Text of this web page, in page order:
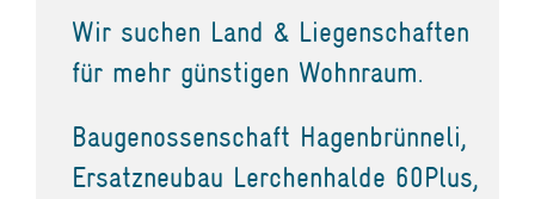
Wir suchen Land & Liegenschaften
für mehr günstigen Wohnraum.
Baugenossenschaft Hagenbrünneli,
Ersatzneubau Lerchenhalde 60Plus,